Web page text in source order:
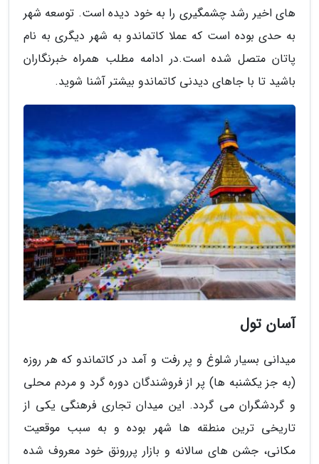
های اخیر رشد چشمگیری را به خود دیده است. توسعه شهر
به حدی بوده است که عملا کاتماندو به شهر دیگری به نام
پاتان متصل شده است.در ادامه مطلب همراه خبرنگاران
باشید تا با جاهای دیدنی کاتماندو بیشتر آشنا شوید.
آسان تول
میدانی بسیار شلوغ و پر رفت و آمد در کاتماندو که هر روزه
(به جز یکشنبه ها) پر از فروشندگان دوره گرد و مردم محلی
و گردشگران می گردد. این میدان تجاری فرهنگی یکی از
تاریخی ترین منطقه ها شهر بوده و به سبب موقعیت
مکانی، جشن های سالانه و بازار پررونق خود معروف شده